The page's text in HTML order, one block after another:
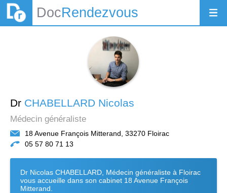
DocRendezvous
Dr CHABELLARD Nicolas
Médecin généraliste
18 Avenue François Mitterand, 33270 Floirac
05 57 80 71 13
Dr Nicolas CHABELLARD, Médecin généraliste à Floirac
vous accueille dans son cabinet 18 Avenue François
Mitterand.